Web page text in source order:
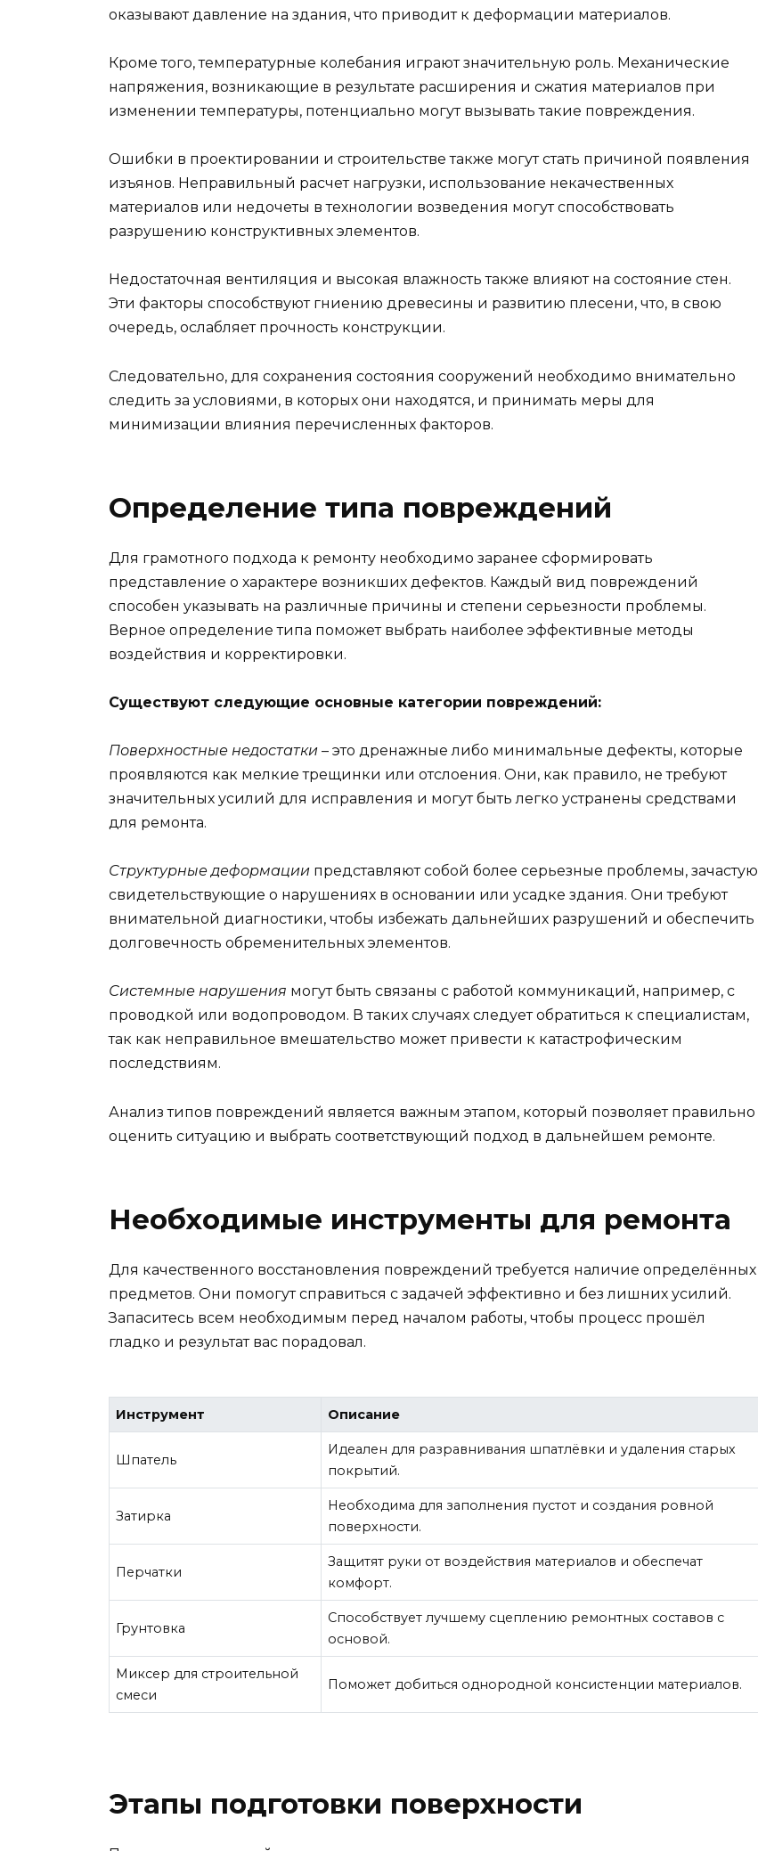
оказывают давление на здания, что приводит к деформации материалов.
Кроме того, температурные колебания играют значительную роль. Механические
напряжения, возникающие в результате расширения и сжатия материалов при
изменении температуры, потенциально могут вызывать такие повреждения.
Ошибки в проектировании и строительстве также могут стать причиной появления
изъянов. Неправильный расчет нагрузки, использование некачественных
материалов или недочеты в технологии возведения могут способствовать
разрушению конструктивных элементов.
Недостаточная вентиляция и высокая влажность также влияют на состояние стен.
Эти факторы способствуют гниению древесины и развитию плесени, что, в свою
очередь, ослабляет прочность конструкции.
Следовательно, для сохранения состояния сооружений необходимо внимательно
следить за условиями, в которых они находятся, и принимать меры для
минимизации влияния перечисленных факторов.
Определение типа повреждений
Для грамотного подхода к ремонту необходимо заранее сформировать
представление о характере возникших дефектов. Каждый вид повреждений
способен указывать на различные причины и степени серьезности проблемы.
Верное определение типа поможет выбрать наиболее эффективные методы
воздействия и корректировки.
Существуют следующие основные категории повреждений:
Поверхностные недостатки – это дренажные либо минимальные дефекты, которые
проявляются как мелкие трещинки или отслоения. Они, как правило, не требуют
значительных усилий для исправления и могут быть легко устранены средствами
для ремонта.
Структурные деформации представляют собой более серьезные проблемы, зачастую
свидетельствующие о нарушениях в основании или усадке здания. Они требуют
внимательной диагностики, чтобы избежать дальнейших разрушений и обеспечить
долговечность обременительных элементов.
Системные нарушения могут быть связаны с работой коммуникаций, например, с
проводкой или водопроводом. В таких случаях следует обратиться к специалистам,
так как неправильное вмешательство может привести к катастрофическим
последствиям.
Анализ типов повреждений является важным этапом, который позволяет правильно
оценить ситуацию и выбрать соответствующий подход в дальнейшем ремонте.
Необходимые инструменты для ремонта
Для качественного восстановления повреждений требуется наличие определённых
предметов. Они помогут справиться с задачей эффективно и без лишних усилий.
Запаситесь всем необходимым перед началом работы, чтобы процесс прошёл
гладко и результат вас порадовал.
Инструмент Описание
Шпатель
Идеален для разравнивания шпатлёвки и удаления старых
покрытий.
Затирка
Необходима для заполнения пустот и создания ровной
поверхности.
Перчатки
Защитят руки от воздействия материалов и обеспечат
комфорт.
Грунтовка
Способствует лучшему сцеплению ремонтных составов с
основой.
Миксер для строительной
смеси
Поможет добиться однородной консистенции материалов.
Этапы подготовки поверхности